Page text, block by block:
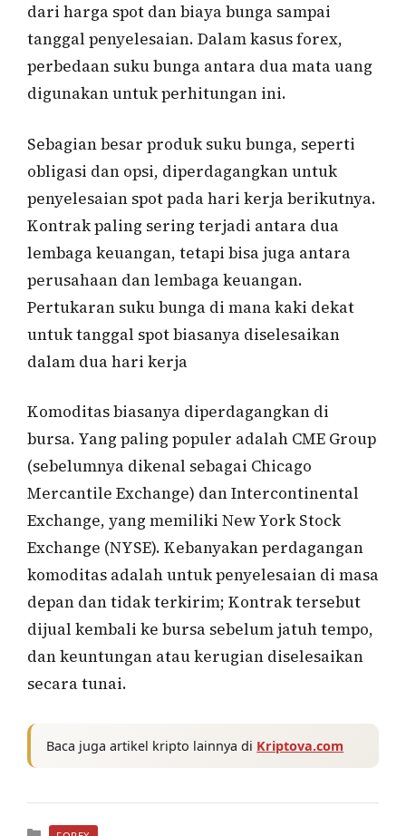
dari harga spot dan biaya bunga sampai
tanggal penyelesaian. Dalam kasus forex,
perbedaan suku bunga antara dua mata uang
digunakan untuk perhitungan ini.
Sebagian besar produk suku bunga, seperti
obligasi dan opsi, diperdagangkan untuk
penyelesaian spot pada hari kerja berikutnya.
Kontrak paling sering terjadi antara dua
lembaga keuangan, tetapi bisa juga antara
perusahaan dan lembaga keuangan.
Pertukaran suku bunga di mana kaki dekat
untuk tanggal spot biasanya diselesaikan
dalam dua hari kerja
Komoditas biasanya diperdagangkan di
bursa. Yang paling populer adalah CME Group
(sebelumnya dikenal sebagai Chicago
Mercantile Exchange) dan Intercontinental
Exchange, yang memiliki New York Stock
Exchange (NYSE). Kebanyakan perdagangan
komoditas adalah untuk penyelesaian di masa
depan dan tidak terkirim; Kontrak tersebut
dijual kembali ke bursa sebelum jatuh tempo,
dan keuntungan atau kerugian diselesaikan
secara tunai.
Baca juga artikel kripto lainnya di Kriptova.com